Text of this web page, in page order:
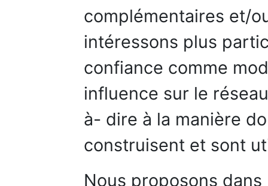
complémentaires et/
intéressons plus
confiance comme
influence sur le
à- dire à la manière
construisent et sont
Nous proposons